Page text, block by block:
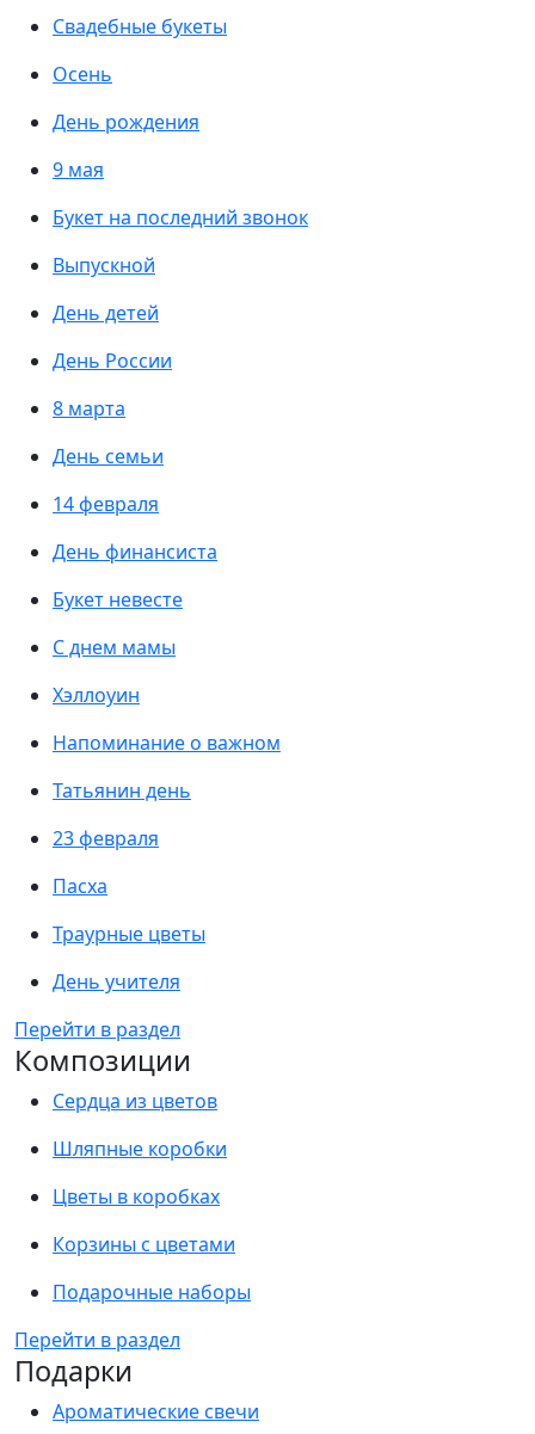
Свадебные букеты
Осень
День рождения
9 мая
Букет на последний звонок
Выпускной
День детей
День России
8 марта
День семьи
14 февраля
День финансиста
Букет невесте
С днем мамы
Хэллоуин
Напоминание о важном
Татьянин день
23 февраля
Пасха
Траурные цветы
День учителя
Перейти в раздел
Композиции
Сердца из цветов
Шляпные коробки
Цветы в коробках
Корзины с цветами
Подарочные наборы
Перейти в раздел
Подарки
Ароматические свечи